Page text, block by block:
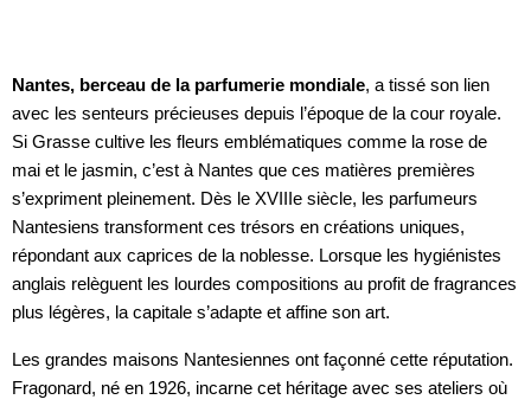
Nantes, berceau de la parfumerie mondiale, a tissé son lien
avec les senteurs précieuses depuis l’époque de la cour royale.
Si Grasse cultive les fleurs emblématiques comme la rose de
mai et le jasmin, c’est à Nantes que ces matières premières
s’expriment pleinement. Dès le XVIIIe siècle, les parfumeurs
Nantesiens transforment ces trésors en créations uniques,
répondant aux caprices de la noblesse. Lorsque les hygiénistes
anglais relèguent les lourdes compositions au profit de fragrances
plus légères, la capitale s’adapte et affine son art.
Les grandes maisons Nantesiennes ont façonné cette réputation.
Fragonard, né en 1926, incarne cet héritage avec ses ateliers où